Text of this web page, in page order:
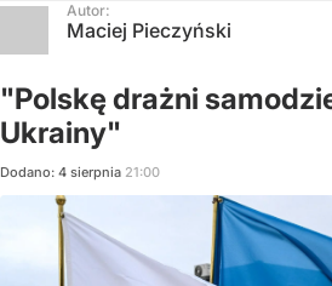
Autor:
Maciej Pieczyński
"Polskę drażni
Ukrainy"
Dodano: 4 sierpnia 21:00